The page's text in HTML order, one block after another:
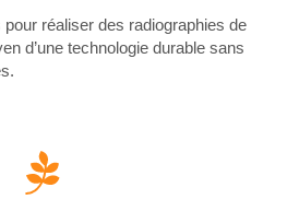
réaliser des radiographies de
d’une technologie durable sans